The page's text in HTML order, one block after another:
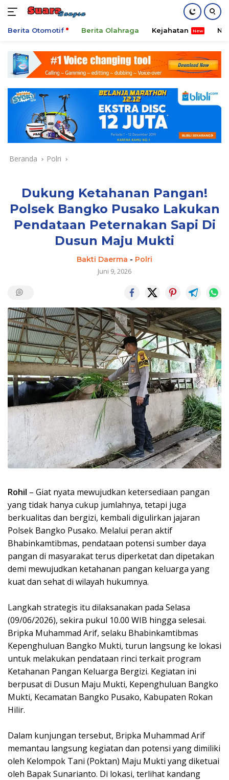
konten
Berita Otomotif Berita Olahraga Kejahatan
Beranda Polri
Dukung Ketahanan Pangan!
Polsek Bangko Pusako Lakukan
Pendataan Peternakan Sapi Di
Dusun Maju Mukti
Bakti Daerma - Polri
Juni 9, 2026
Rohil – Giat nyata mewujudkan ketersediaan pangan
yang tidak hanya cukup jumlahnya, tetapi juga
berkualitas dan bergizi, kembali digulirkan jajaran
Polsek Bangko Pusako. Melalui peran aktif
Bhabinkamtibmas, pendataan potensi sumber daya
pangan di masyarakat terus diperketat dan dipetakan
demi mewujudkan ketahanan pangan keluarga yang
kuat dan sehat di wilayah hukumnya.
Langkah strategis itu dilaksanakan pada Selasa
(09/06/2026), sekira pukul 10.00 WIB hingga selesai.
Bripka Muhammad Arif, selaku Bhabinkamtibmas
Kepenghuluan Bangko Mukti, turun langsung ke lokasi
untuk melakukan pendataan rinci terkait program
Ketahanan Pangan Keluarga Bergizi. Kegiatan ini
berpusat di Dusun Maju Mukti, Kepenghuluan Bangko
Mukti, Kecamatan Bangko Pusako, Kabupaten Rokan
Hilir.
Dalam kunjungan tersebut, Bripka Muhammad Arif
memantau langsung kegiatan dan potensi yang dimiliki
oleh Kelompok Tani (Poktan) Maju Mukti yang diketuai
oleh Bapak Sunarianto. Di lokasi, terlihat kandang